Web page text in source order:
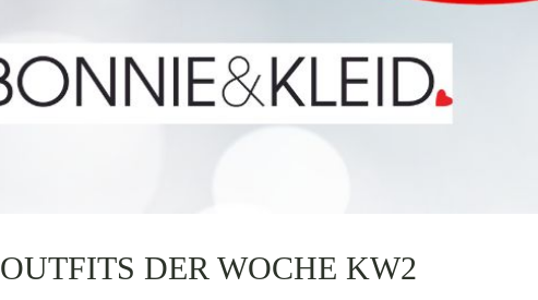
OUTFITS DER WOCHE KW2